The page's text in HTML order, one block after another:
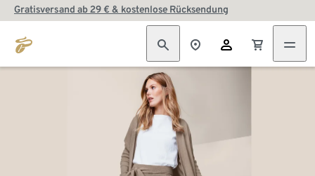
Gratisversand ab 29 € & kostenlose Rücksendung